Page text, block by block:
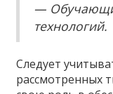
—
технологий.
Следует
рассмотренных